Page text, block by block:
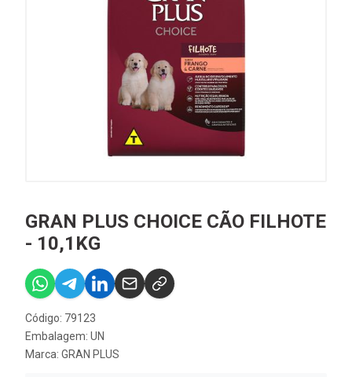
GRAN PLUS CHOICE CÃO FILHOTE
- 10,1KG
Código: 79123
Embalagem: UN
Marca: GRAN PLUS